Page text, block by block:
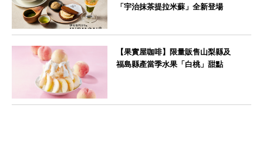
「宇治抹茶提拉米蘇」全新登場
【果實屋咖啡】限量販售山梨縣及
福島縣產當季水果「白桃」甜點